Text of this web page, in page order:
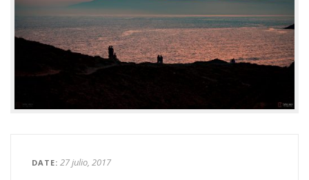
DATE 27 julio, 2017